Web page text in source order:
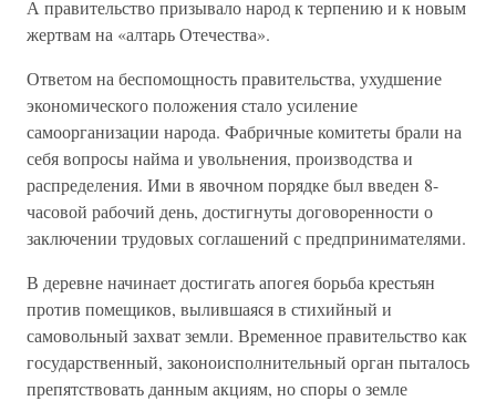
А правительство призывало народ к терпению и к новым
жертвам на «алтарь Отечества».
Ответом на беспомощность правительства, ухудшение
экономического положения стало усиление
самоорганизации народа. Фабричные комитеты брали на
себя вопросы найма и увольнения, производства и
распределения. Ими в явочном порядке был введен 8-
часовой рабочий день, достигнуты договоренности о
заключении трудовых соглашений с предпринимателями.
В деревне начинает достигать апогея борьба крестьян
против помещиков, вылившаяся в стихийный и
самовольный захват земли. Временное правительство как
государственный, законоисполнительный орган пыталось
препятствовать данным акциям, но споры о земле